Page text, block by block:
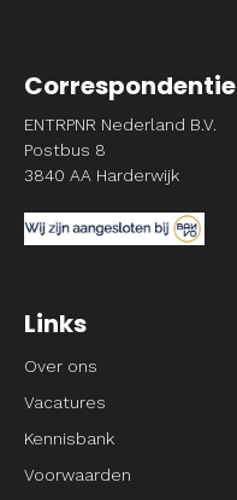
Correspondentie
ENTRPNR Nederland B.V.
Postbus 8
3840 AA Harderwijk
Links
Over ons
Vacatures
Kennisbank
Voorwaarden